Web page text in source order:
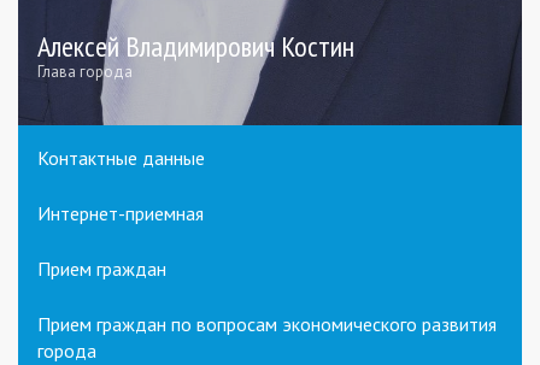
Алексей Владимирович Костин
Глава города
Контактные данные
Интернет-приемная
Прием граждан
Прием граждан по вопросам экономического развития
города